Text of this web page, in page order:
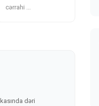
cərrahi ...
dəri